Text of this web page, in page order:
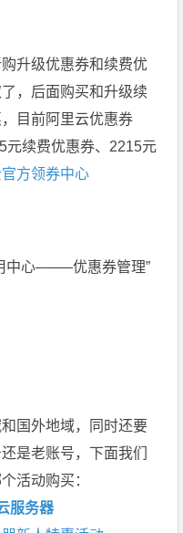
升级优惠券和续费优
，后面购买和升级续
目前阿里云优惠券
元续费优惠券、2215元
官方领券中心
中心–——优惠券管理”
国外地域，同时还要
是老账号，下面我们
活动购买：
服务器